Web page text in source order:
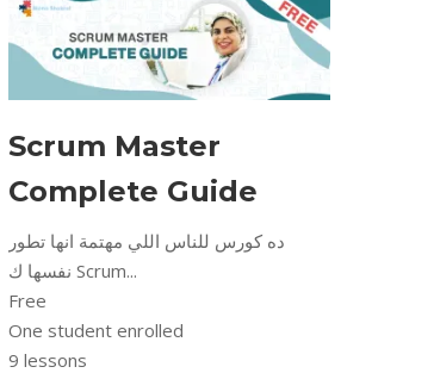
Scrum Master
Complete Guide
ده كورس للناس اللي مهتمة انها تطور
نفسها ك Scrum...
Free
One student enrolled
9 lessons